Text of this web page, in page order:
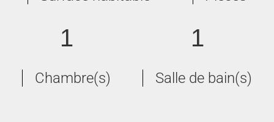
1
Chambre(s)
1
Salle de bain(s)